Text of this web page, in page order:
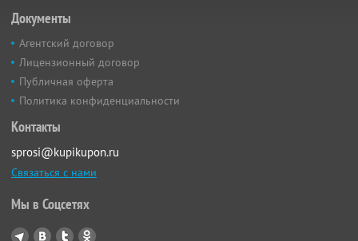
Документы
Агентский договор
Лицензионный договор
Публичная оферта
Политика конфиденциальности
Контакты
sprosi@kupikupon.ru
Связаться с нами
Мы в Соцсетях